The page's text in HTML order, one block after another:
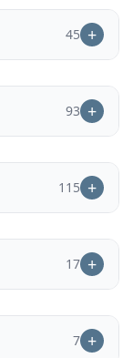
45
93
115
17
7